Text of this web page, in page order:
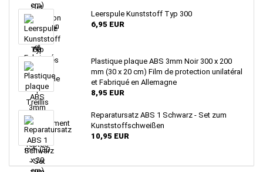
Leerspule Kunststoff Typ 300
6,95 EUR
Plastique plaque ABS 3mm Noir 300 x 200
mm (30 x 20 cm) Film de protection unilatéral
et Fabriqué en Allemagne
8,95 EUR
Reparatursatz ABS 1 Schwarz - Set zum
Kunststoffschweißen
10,95 EUR